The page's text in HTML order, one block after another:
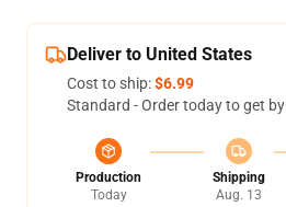
Deliver to United States
Cost to ship:$6.99
Standard - Order today to get by
Production
Today
Shipping
Aug. 13